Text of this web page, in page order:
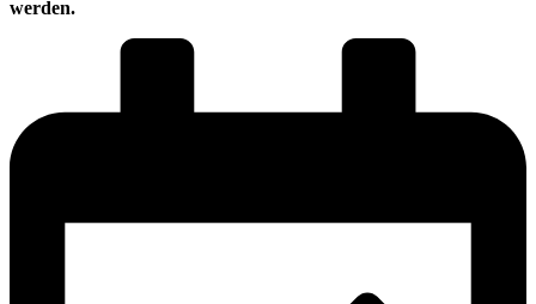
werden.